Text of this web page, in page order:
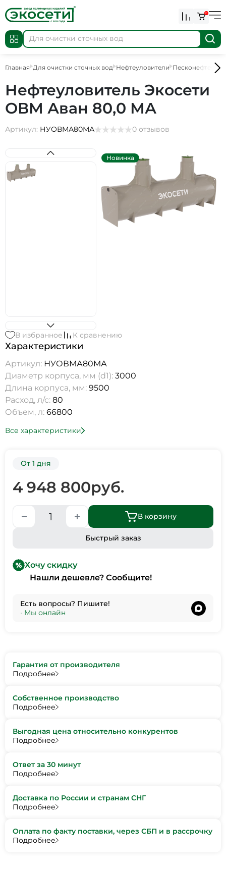
0
Главная Для очистки сточных вод Нефтеуловители
Нефтеуловитель Экосети
ОВМ Аван 80,0 МА
Артикул: НУОВМА80МА 0 отзывов
Новинка
В избранное К сравнению
Характеристики
Артикул: НУОВМА80МА
Диаметр корпуса, мм (d1): 3000
Длина корпуса, мм: 9500
Расход, л/с: 80
Объем, л: 66800
Все характеристики
От 1 дня
4 948 800руб.
В корзину
Быстрый заказ
Хочу скидку
Нашли дешевле? Сообщите!
Есть вопросы? Пишите!
• Мы онлайн
Гарантия от производителя
Подробнее
Собственное производство
Подробнее
Выгодная цена относительно конкурентов
Подробнее
Ответ за 30 минут
Подробнее
Доставка по России и странам СНГ
Подробнее
Оплата по факту поставки, через СБП и в рассрочку
Подробнее